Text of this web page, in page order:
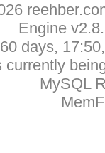
Engine
days,
currently
MySQL